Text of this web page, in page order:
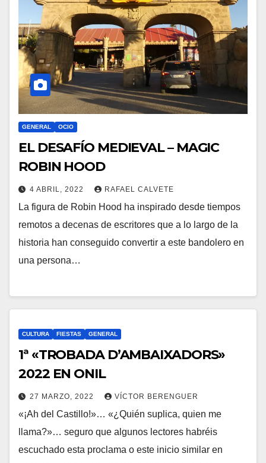
GENERAL OCIO
EL DESAFÍO MEDIEVAL – MAGIC
ROBIN HOOD
4 ABRIL, 2022 RAFAEL CALVETE
La figura de Robin Hood ha inspirado desde tiempos
remotos a decenas de escritores que a lo largo de la
historia han conseguido convertir a este bandolero en
una persona…
CULTURA FIESTAS GENERAL
1ª «TROBADA D’AMBAIXADORS»
2022 EN ONIL
27 MARZO, 2022 VÍCTOR BERENGUER
«¡Ah del Castillo!»… «¿Quién suplica, quien me
llama?»… seguro que algunos lectores habréis
escuchado esta proclama o este inicio similar en